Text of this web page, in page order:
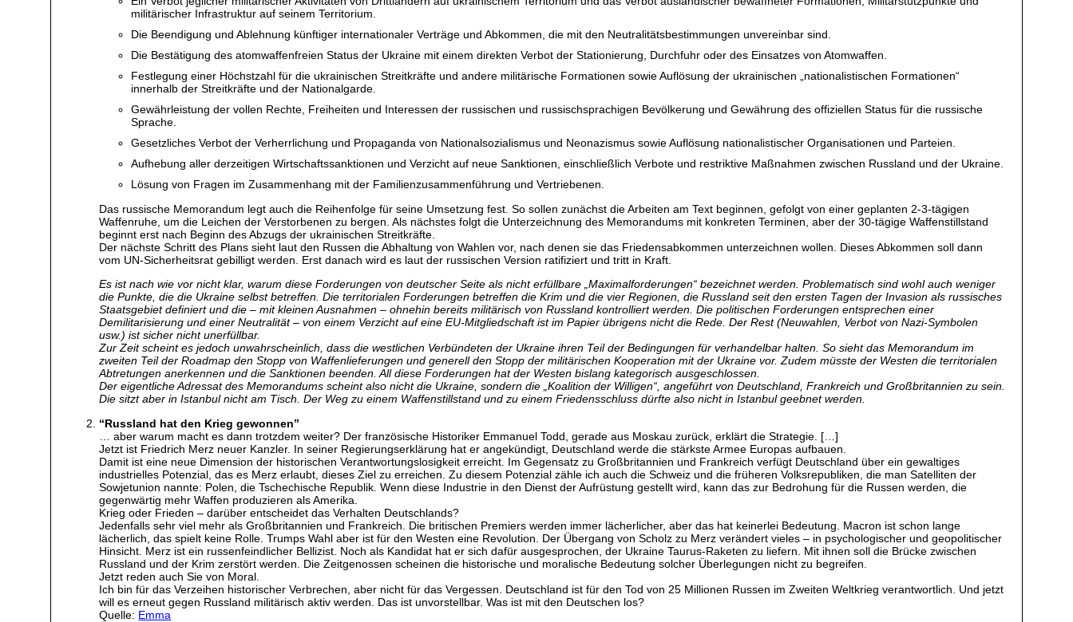
militärischer Infrastruktur auf seinem Territorium.
Die Beendigung und Ablehnung künftiger internationaler Verträge und Abkommen, die mit den Neutralitätsbestimmungen unvereinbar sind.
Die Bestätigung des atomwaffenfreien Status der Ukraine mit einem direkten Verbot der Stationierung, Durchfuhr oder des Einsatzes von Atomwaffen.
Festlegung einer Höchstzahl für die ukrainischen Streitkräfte und andere militärische Formationen sowie Auflösung der ukrainischen „nationalistischen Formationen“
innerhalb der Streitkräfte und der Nationalgarde.
Gewährleistung der vollen Rechte, Freiheiten und Interessen der russischen und russischsprachigen Bevölkerung und Gewährung des offiziellen Status für die russische
Sprache.
Gesetzliches Verbot der Verherrlichung und Propaganda von Nationalsozialismus und Neonazismus sowie Auflösung nationalistischer Organisationen und Parteien.
Aufhebung aller derzeitigen Wirtschaftssanktionen und Verzicht auf neue Sanktionen, einschließlich Verbote und restriktive Maßnahmen zwischen Russland und der Ukraine.
Lösung von Fragen im Zusammenhang mit der Familienzusammenführung und Vertriebenen.
Das russische Memorandum legt auch die Reihenfolge für seine Umsetzung fest. So sollen zunächst die Arbeiten am Text beginnen, gefolgt von einer geplanten 2-3-tägigen
Waffenruhe, um die Leichen der Verstorbenen zu bergen. Als nächstes folgt die Unterzeichnung des Memorandums mit konkreten Terminen, aber der 30-tägige Waffenstillstand
beginnt erst nach Beginn des Abzugs der ukrainischen Streitkräfte.
Der nächste Schritt des Plans sieht laut den Russen die Abhaltung von Wahlen vor, nach denen sie das Friedensabkommen unterzeichnen wollen. Dieses Abkommen soll dann
vom UN-Sicherheitsrat gebilligt werden. Erst danach wird es laut der russischen Version ratifiziert und tritt in Kraft.
Es ist nach wie vor nicht klar, warum diese Forderungen von deutscher Seite als nicht erfüllbare „Maximalforderungen“ bezeichnet werden. Problematisch sind wohl auch weniger
die Punkte, die die Ukraine selbst betreffen. Die territorialen Forderungen betreffen die Krim und die vier Regionen, die Russland seit den ersten Tagen der Invasion als russisches
Staatsgebiet definiert und die – mit kleinen Ausnahmen – ohnehin bereits militärisch von Russland kontrolliert werden. Die politischen Forderungen entsprechen einer
Demilitarisierung und einer Neutralität – von einem Verzicht auf eine EU-Mitgliedschaft ist im Papier übrigens nicht die Rede. Der Rest (Neuwahlen, Verbot von Nazi-Symbolen
usw.) ist sicher nicht unerfüllbar.
Zur Zeit scheint es jedoch unwahrscheinlich, dass die westlichen Verbündeten der Ukraine ihren Teil der Bedingungen für verhandelbar halten. So sieht das Memorandum im
zweiten Teil der Roadmap den Stopp von Waffenlieferungen und generell den Stopp der militärischen Kooperation mit der Ukraine vor. Zudem müsste der Westen die territorialen
Abtretungen anerkennen und die Sanktionen beenden. All diese Forderungen hat der Westen bislang kategorisch ausgeschlossen.
Der eigentliche Adressat des Memorandums scheint also nicht die Ukraine, sondern die „Koalition der Willigen“, angeführt von Deutschland, Frankreich und Großbritannien zu sein.
Die sitzt aber in Istanbul nicht am Tisch. Der Weg zu einem Waffenstillstand und zu einem Friedensschluss dürfte also nicht in Istanbul geebnet werden.
“Russland hat den Krieg gewonnen”
… aber warum macht es dann trotzdem weiter? Der französische Historiker Emmanuel Todd, gerade aus Moskau zurück, erklärt die Strategie. […]
Jetzt ist Friedrich Merz neuer Kanzler. In seiner Regierungserklärung hat er angekündigt, Deutschland werde die stärkste Armee Europas aufbauen.
Damit ist eine neue Dimension der historischen Verantwortungslosigkeit erreicht. Im Gegensatz zu Großbritannien und Frankreich verfügt Deutschland über ein gewaltiges
industrielles Potenzial, das es Merz erlaubt, dieses Ziel zu erreichen. Zu diesem Potenzial zähle ich auch die Schweiz und die früheren Volksrepubliken, die man Satelliten der
Sowjetunion nannte: Polen, die Tschechische Republik. Wenn diese Industrie in den Dienst der Aufrüstung gestellt wird, kann das zur Bedrohung für die Russen werden, die
gegenwärtig mehr Waffen produzieren als Amerika.
Krieg oder Frieden – darüber entscheidet das Verhalten Deutschlands?
Jedenfalls sehr viel mehr als Großbritannien und Frankreich. Die britischen Premiers werden immer lächerlicher, aber das hat keinerlei Bedeutung. Macron ist schon lange
lächerlich, das spielt keine Rolle. Trumps Wahl aber ist für den Westen eine Revolution. Der Übergang von Scholz zu Merz verändert vieles – in psychologischer und geopolitischer
Hinsicht. Merz ist ein russenfeindlicher Bellizist. Noch als Kandidat hat er sich dafür ausgesprochen, der Ukraine Taurus-Raketen zu liefern. Mit ihnen soll die Brücke zwischen
Russland und der Krim zerstört werden. Die Zeitgenossen scheinen die historische und moralische Bedeutung solcher Überlegungen nicht zu begreifen.
Jetzt reden auch Sie von Moral.
Ich bin für das Verzeihen historischer Verbrechen, aber nicht für das Vergessen. Deutschland ist für den Tod von 25 Millionen Russen im Zweiten Weltkrieg verantwortlich. Und jetzt
will es erneut gegen Russland militärisch aktiv werden. Das ist unvorstellbar. Was ist mit den Deutschen los?
Quelle: Emma